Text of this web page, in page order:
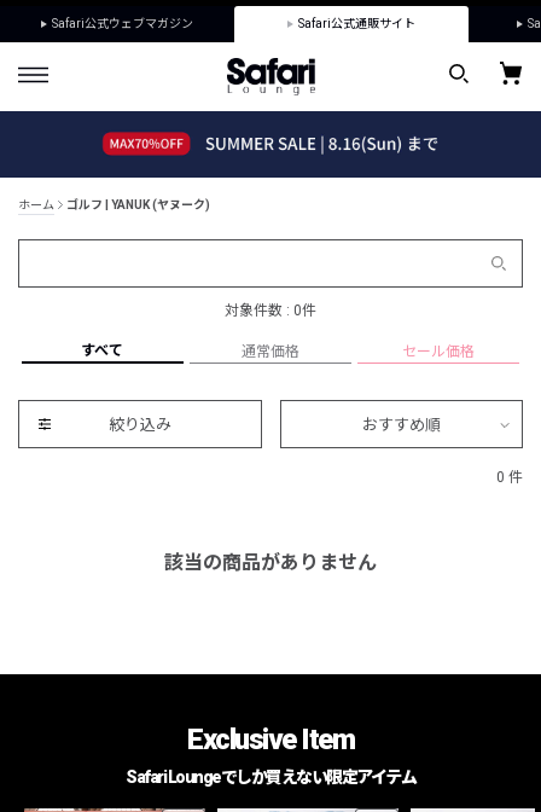
Safari公式ウェブマガジン Safari公式通販サイト
ホーム ゴルフ | YANUK (ヤヌーク)
対象件数 : 0件
すべて 通常価格 セール価格
絞り込み おすすめ順
0 件
該当の商品がありません
Exclusive Item
Safari Loungeでしか買えない限定アイテム